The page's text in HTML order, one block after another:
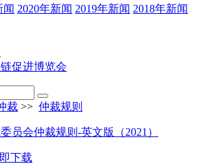
闻 2020年新闻 2019年新闻 2018年新闻
促进博览会
裁 >> 仲裁规则
员会仲裁规则-英文版（2021）
下载